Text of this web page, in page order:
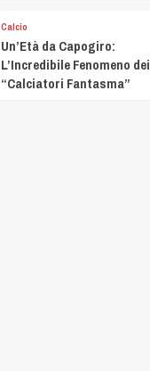
Calcio
Un’Età da Capogiro:
L’Incredibile Fenomeno dei
“Calciatori Fantasma”